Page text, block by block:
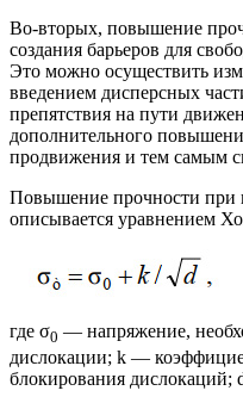
Во-вторых, повышение
создания барьеров для
Это можно осуществить
введением дисперсных
препятствия на пути
дополнительного
продвижения и тем самым
Повышение прочности при
описывается уравнением
где σ0 — напряжение,
дислокации; k —
блокирования дислокаций;